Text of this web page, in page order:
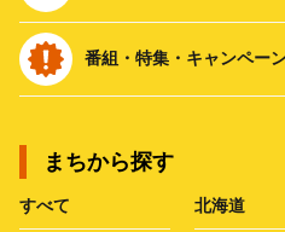
番組・特集・キャンペー
まちから探す
すべて 北海道